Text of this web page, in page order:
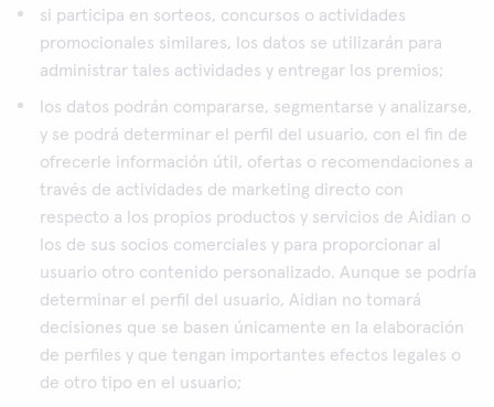
si participa en sorteos, concursos o actividades
promocionales similares, los datos se utilizarán para
administrar tales actividades y entregar los premios;
los datos podrán compararse, segmentarse y analizarse,
y se podrá determinar el perfil del usuario, con el fin de
ofrecerle información útil, ofertas o recomendaciones a
través de actividades de marketing directo con
respecto a los propios productos y servicios de Aidian o
los de sus socios comerciales y para proporcionar al
usuario otro contenido personalizado. Aunque se podría
determinar el perfil del usuario, Aidian no tomará
decisiones que se basen únicamente en la elaboración
de perfiles y que tengan importantes efectos legales o
de otro tipo en el usuario;